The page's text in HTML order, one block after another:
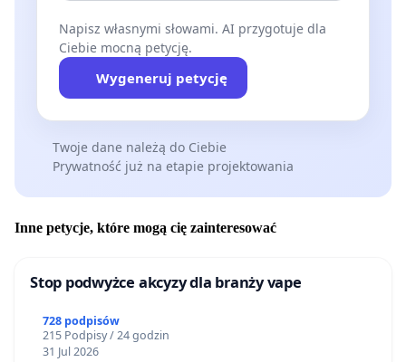
Napisz własnymi słowami. AI przygotuje dla
Ciebie mocną petycję.
Wygeneruj petycję
Twoje dane należą do Ciebie
Prywatność już na etapie projektowania
Inne petycje, które mogą cię zainteresować
Stop podwyżce akcyzy dla branży vape
728 podpisów
215 Podpisy / 24 godzin
31 Jul 2026